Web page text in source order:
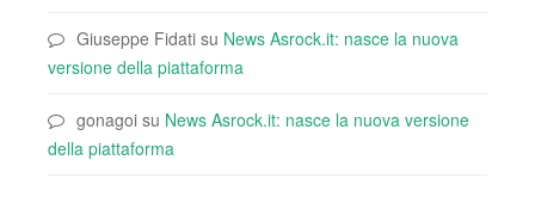
Giuseppe Fidati su News Asrock.it: nasce la nuova
versione della piattaforma
gonagoi su News Asrock.it: nasce la nuova versione
della piattaforma